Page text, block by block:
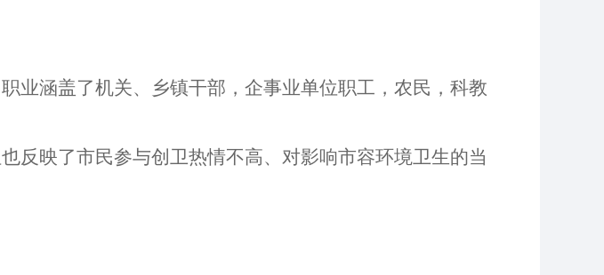
业涵盖了机关、乡镇干部，企事业单位职工，农民，科教
反映了市民参与创卫热情不高、对影响市容环境卫生的当